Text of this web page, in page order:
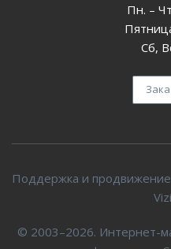
Пн. –
Сб,
Поддержка и
© 2003–2026. Интернет-